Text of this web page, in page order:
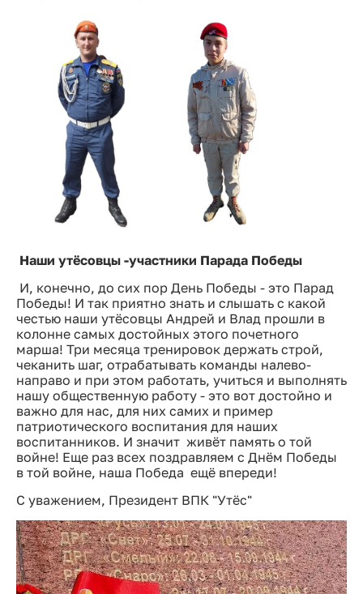
Наши утёсовцы -участники Парада Победы
И, конечно, до сих пор День Победы - это Парад
Победы! И так приятно знать и слышать с какой
честью наши утёсовцы Андрей и Влад прошли в
колонне самых достойных этого почетного
марша! Три месяца тренировок держать строй,
чеканить шаг, отрабатывать команды налево-
направо и при этом работать, учиться и выполнять
нашу общественную работу - это вот достойно и
важно для нас, для них самих и пример
патриотического воспитания для наших
воспитанников. И значит живёт память о той
войне! Еще раз всех поздравляем с Днём Победы
в той войне, наша Победа ещё впереди!
С уважением, Президент ВПК "Утёс"